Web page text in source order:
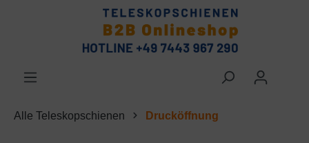
Alle Teleskopschienen Drucköffnung